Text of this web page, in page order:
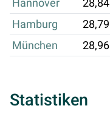
Hannover
28,84
Hamburg
28,79
München
28,96
Statistiken